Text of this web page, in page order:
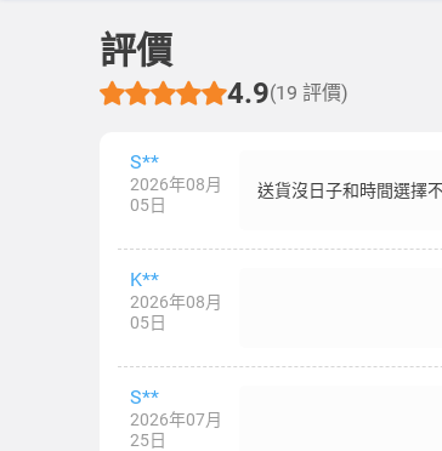
評價
4.9(19 評價)
S**
2026年08月
05日
送貨沒日子和時間選擇
K**
2026年08月
05日
S**
2026年07月
25日